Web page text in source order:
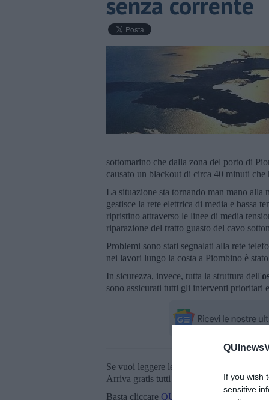
If you wish
sensitive
sottomarino che dalla zona del porto di
causato un blackout di circa 40 minuti
La situazione sta tornando man mano alla
gestisce la rete elettrica di media e bassa
ripristino attraverso le linee di media
riparazione del tratto guasto del cavo
Problemi sono stati segnalati alla rete
nei lavori lungo la costa a Piombino è stato
In sicurezza, invece, tutta la struttura dell'
sono assicurati tutti gli interventi prioritari
Se vuoi leggere le notizie principali della
Arriva gratis tutti i giorni alle 20:00
Basta cliccare QUI